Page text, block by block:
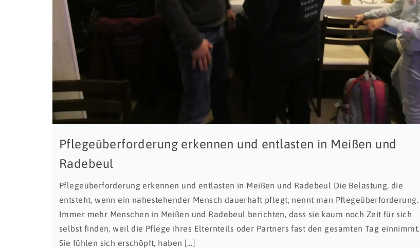
Pflegeüberforderung erkennen und entlasten in Meißen und
Radebeul
Pflegeüberforderung erkennen und entlasten in Meißen und Radebeul Die Belastung, die
entsteht, wenn ein nahestehender Mensch dauerhaft pflegt, nennt man Pflegeüberforderung.
Immer mehr Menschen in Meißen und Radebeul berichten, dass sie kaum noch Zeit für sich
selbst finden, weil die Pflege ihres Elternteils oder Partners fast den gesamten Tag einnimmt.
Sie fühlen sich erschöpft, haben […]